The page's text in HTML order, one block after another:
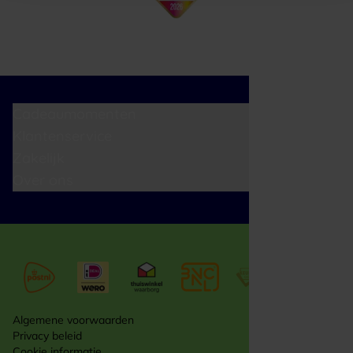
Algemene voorwaarden
Privacy beleid